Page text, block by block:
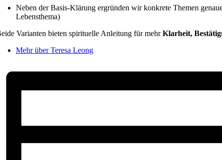
Neben der Basis-Klärung ergründen wir konkrete Themen
Lebensthema)
Varianten bieten spirituelle Anleitung für mehrKlarheit,
Mehr über Teresa Leong